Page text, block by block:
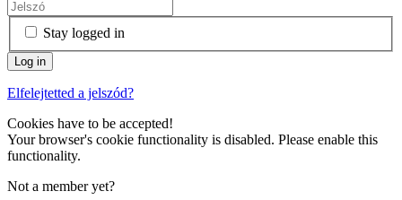
Stay logged in
Elfelejtetted a jelszód?
Cookies have to be accepted!
Your browser's cookie functionality is disabled. Please enable this
functionality.
Not a member yet?